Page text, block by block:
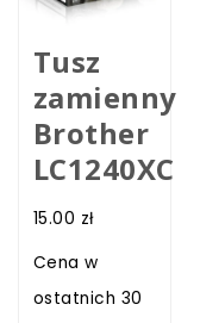
Tusz
zamienny
Brother
LC1240XC
15.00 zł
Cena w
ostatnich 30